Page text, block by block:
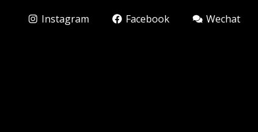
Instagram Facebook Wechat